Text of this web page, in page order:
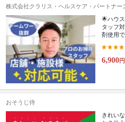
株式会社クラリス・ヘルスケア・パートナー
🌟ハウ
タッフ
剤使用
6,900円
おそうじ侍
きれい